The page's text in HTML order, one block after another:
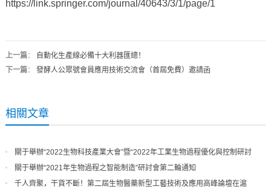
https://link.springer.com/journal/40643/3/1/page/1
上一篇：
自動化生產線必備十大利器匯總！
下一篇： 發酵人公眾號會員應用技術交流會（首屆免費）邀請函
相關文章
關于舉辦“2022生物科技產業大會”暨“2022年工業生物過程優化與控制研討
會”第一輪通知?
關于舉辦“2021年生物過程之智能制造”研討會第二輪通知
千人齊聚，干貨不斷！第二屆生物醫藥新型工藝技術及應用高峰論壇在滬